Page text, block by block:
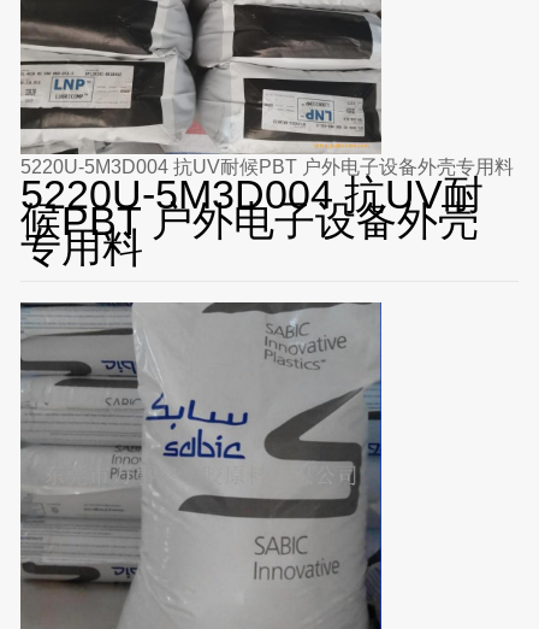
5220U-5M3D004 抗UV耐候PBT 户外电子设备外壳专用料
5220U-5M3D004 抗UV耐
候PBT 户外电子设备外壳
专用料